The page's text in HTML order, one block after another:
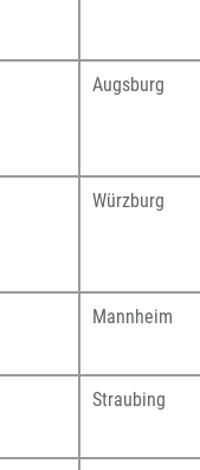
Augsburg
Würzburg
Mannheim
Straubing